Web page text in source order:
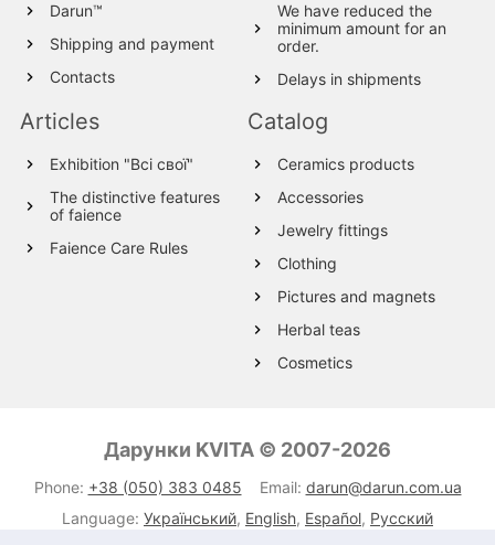
Darun™
Shipping and payment
Contacts
We have reduced the
minimum amount for an
order.
Delays in shipments
Articles
Exhibition "Всі свої"
The distinctive features
of faience
Faience Care Rules
Catalog
Ceramics products
Accessories
Jewelry fittings
Clothing
Pictures and magnets
Herbal teas
Cosmetics
Wool Products
Glassware
Leather products
Дарунки KVITA © 2007-2026
Phone: +38 (050) 383 0485 Email: darun@darun.com.ua
Language: Український, English, Español, Русский